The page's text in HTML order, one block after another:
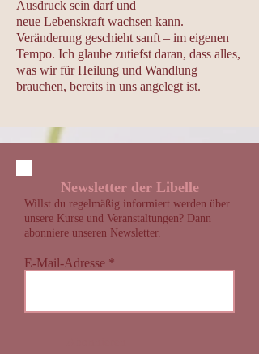
Ausdruck sein darf und
neue Lebenskraft wachsen kann.
Veränderung geschieht sanft – im eigenen
Tempo. Ich glaube zutiefst daran, dass alles,
was wir für Heilung und Wandlung
brauchen, bereits in uns angelegt ist.
Newsletter der Libelle
Willst du regelmäßig informiert werden über
unsere Kurse und Veranstaltungen? Dann
abonniere unseren Newsletter.
E-Mail-Adresse